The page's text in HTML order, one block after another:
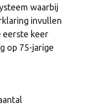
waarbij
invullen
eerste keer
op 75-jarige